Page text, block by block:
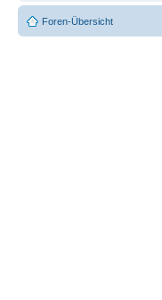
Foren-Übersicht